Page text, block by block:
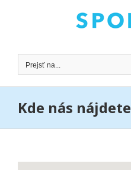
Prejsť na...
Kde nás nájdete